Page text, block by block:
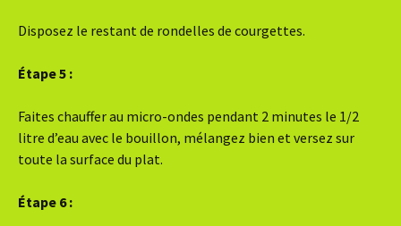
Disposez le restant de rondelles de courgettes.
Étape 5 :
Faites chauffer au micro-ondes pendant 2 minutes le 1/2
litre d’eau avec le bouillon, mélangez bien et versez sur
toute la surface du plat.
Étape 6 :